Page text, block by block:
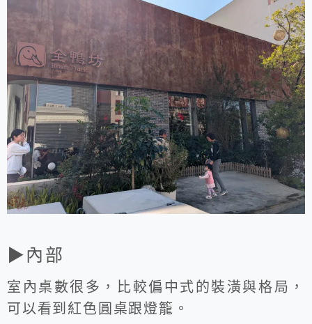
▶內部
室內桌數很多，比較偏中式的裝潢與格局，
可以看到紅色圓桌跟燈籠。